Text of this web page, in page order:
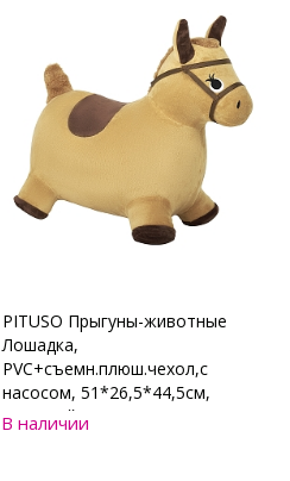
PITUSO Прыгуны-животные
Лошадка,
PVC+съемн.плюш.чехол,с
насосом, 51*26,5*44,5см,
Бежевый
В наличии